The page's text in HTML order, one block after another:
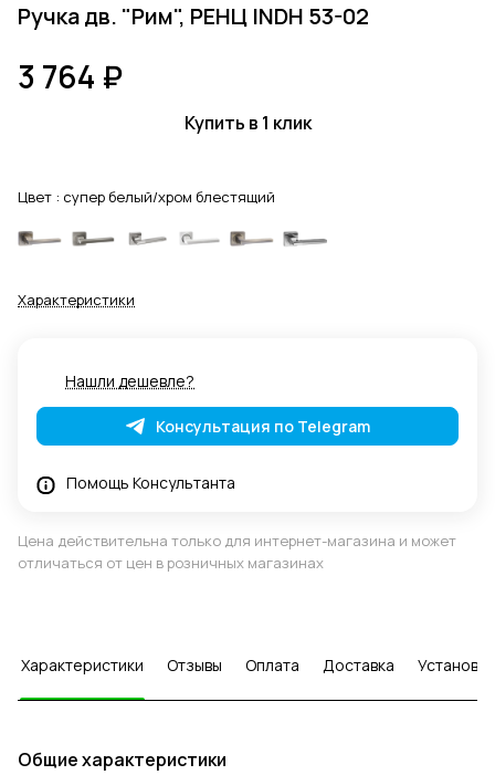
Ручка дв. "Рим", РЕНЦ INDH 53-02
3 764 ₽
Купить в 1 клик
Цвет : супер белый/хром блестящий
Характеристики
Нашли дешевле?
Консультация по Telegram
Помощь Консультанта
Цена действительна только для интернет-магазина и может
отличаться от цен в розничных магазинах
Характеристики Отзывы Оплата Доставка Установка
Общие характеристики